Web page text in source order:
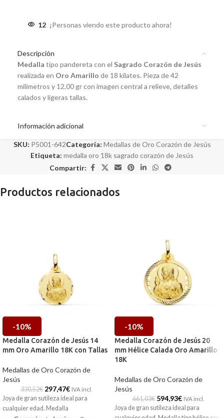
12 ¡Personas viendo este producto ahora!
Descripción
Medalla tipo pandereta con el Sagrado Corazón de Jesús
realizada en Oro Amarillo de 18 kilates. Pieza de 42
milímetros y 12,00 gr con imagen central a relieve, detalles
calados y ligeras tallas.
Información adicional
SKU: P5001-642Categoría: Medallas de Oro Corazón de Jesús
Etiqueta: medalla oro 18k sagrado corazón de Jesús
Compartir:
Productos relacionados
-10%
Medalla Corazón de Jesús 14
mm Oro Amarillo 18K con Tallas
Medallas de Oro Corazón de
Jesús
330,52€ 297,47€ IVA incl.
Joya de gran sutileza ideal para
cualquier edad. Medalla
-10%
Medalla Corazón de Jesús 20
mm Hélice Calada Oro Amarillo
18K
Medallas de Oro Corazón de
Jesús
661,03€ 594,93€ IVA incl.
Joya de gran sutileza ideal para